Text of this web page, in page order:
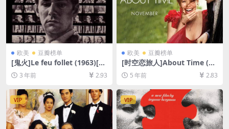
欧美 豆瓣榜单
[鬼火]Le feu follet (1963)[百
度网盘+夸克网盘1080P超清
未删减资源][网盘在线播放/下
3 年前 2.93
欧美 豆瓣榜单
[时空恋旅人]About Time (20
13)[百度网盘+迅雷云盘资源1
080P超清未删减][MP4/8.0G
5 年前 2.83
VIP VIP